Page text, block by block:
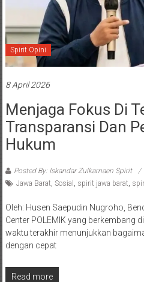
Spirit Opini
8 April 2026
Menjaga Fokus Di
Transparansi Dan
Hukum
Posted By: Iskandar Zulkarnaen Spirit
Jawa Barat, Sosial , spirit jawa barat,
Oleh: Husen Saepudin Nugroho,
Center POLEMIK yang berkembang
waktu terakhir menunjukkan
dengan cepat
Read more